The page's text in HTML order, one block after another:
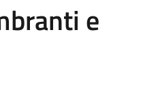
e